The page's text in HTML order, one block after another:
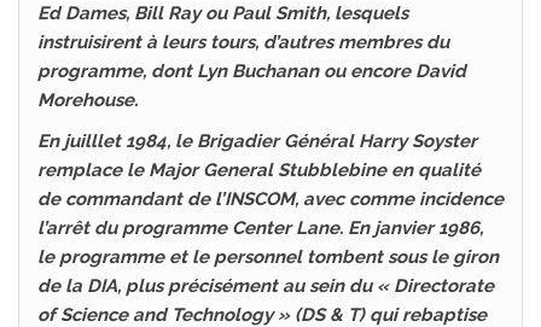
Ed Dames, Bill Ray ou Paul Smith, lesquels
instruisirent à leurs tours, d’autres membres du
programme, dont Lyn Buchanan ou encore David
Morehouse.
En juilllet 1984, le Brigadier Général Harry Soyster
remplace le Major General Stubblebine en qualité
de commandant de l’INSCOM, avec comme incidence
l’arrêt du programme Center Lane. En janvier 1986,
le programme et le personnel tombent sous le giron
de la DIA, plus précisément au sein du « Directorate
of Science and Technology » (DS & T) qui rebaptise